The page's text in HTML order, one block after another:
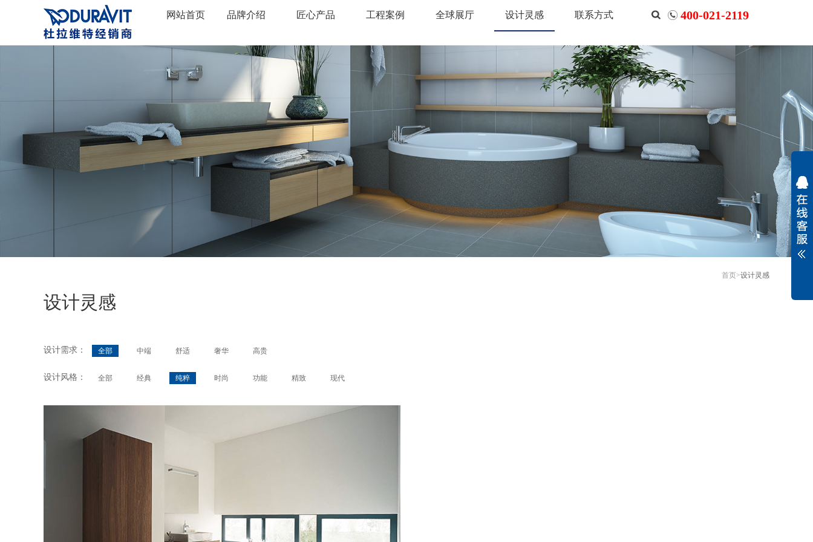
网站首页 品牌介绍 匠心产品 工程案例 全球展厅 设计灵感 联系方式 400-021-2119
首页>设计灵感
设计灵感
设计需求： 全部 中端 舒适 奢华 高贵
设计风格： 全部 经典 纯粹 时尚 功能 精致 现代
Fogo
Design by